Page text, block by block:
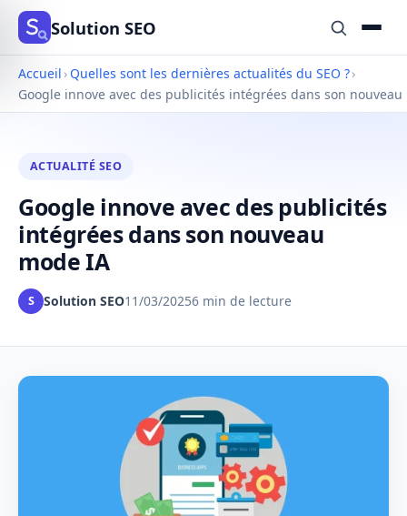
Solution SEO
Accueil › Quelles sont les dernières actualités du SEO ?›
Google innove avec des publicités intégrées dans son nouveau
ACTUALITÉ SEO
Google innove avec des publicités
intégrées dans son nouveau
mode IA
S Solution SEO11/03/20256 min de lecture